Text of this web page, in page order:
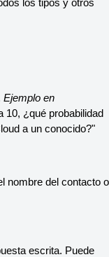
los tipos y otros
Ejemplo en
10, ¿qué probabilidad
a un conocido?"
nombre del contacto o
escrita. Puede